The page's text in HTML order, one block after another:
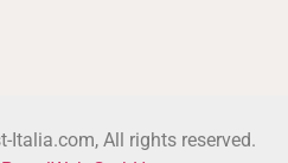
All rights reserved.